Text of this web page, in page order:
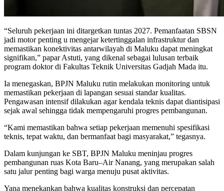
“Seluruh pekerjaan ini ditargetkan tuntas 2027. Pemanfaatan SBSN
jadi motor penting u mengejar ketertinggalan infrastruktur dan
memastikan konektivitas antarwilayah di Maluku dapat meningkat
signifikan,” papar Astuti, yang dikenal sebagai lulusan terbaik
program doktor di Fakultas Teknik Universitas Gadjah Mada itu.
Ia menegaskan, BPJN Maluku rutin melakukan monitoring untuk
memastikan pekerjaan di lapangan sesuai standar kualitas.
Pengawasan intensif dilakukan agar kendala teknis dapat diantisipasi
sejak awal sehingga tidak mempengaruhi progres pembangunan.
“Kami memastikan bahwa setiap pekerjaan memenuhi spesifikasi
teknis, tepat waktu, dan bermanfaat bagi masyarakat,” tegasnya.
Dalam kunjungan ke SBT, BPJN Maluku meninjau progres
pembangunan ruas Kota Baru–Air Nanang, yang merupakan salah
satu jalur penting bagi warga menuju pusat aktivitas.
Yana menekankan bahwa kualitas konstruksi dan percepatan